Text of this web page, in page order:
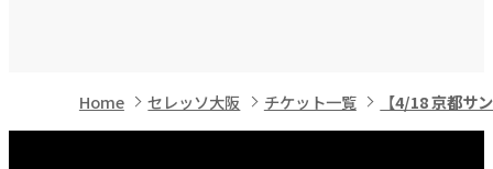
Home セレッソ大阪 チケット一覧